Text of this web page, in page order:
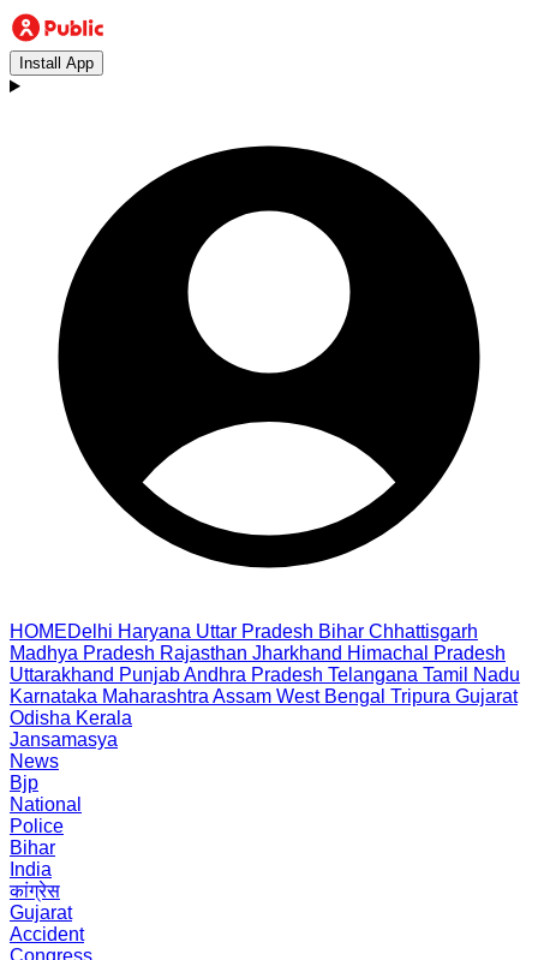
Install App
HOMEDelhi Haryana Uttar Pradesh Bihar Chhattisgarh
Madhya Pradesh Rajasthan Jharkhand Himachal Pradesh
Uttarakhand PunjabAndhra Pradesh Telangana Tamil Nadu
Karnataka Maharashtra Assam West Bengal Tripura Gujarat
Odisha Kerala
Jansamasya
News
Bjp
National
Police
Bihar
India
कांग्रेस
Gujarat
Accident
Congress